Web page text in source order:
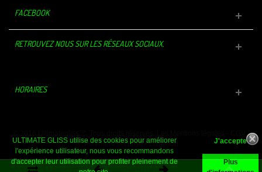
ULTIMATE GLISS utilise des cookies pour améliorer
l'expérience utilisateur, nous vous recommandons
d'accepter leur utilisation pour profiter pleinement de
Plus
FACEBOOK
RETROUVEZ NOUS SUR LES RÉSEAUX SOCIAUX.
HORAIRES
-
Paiement sécurisé-Livraison